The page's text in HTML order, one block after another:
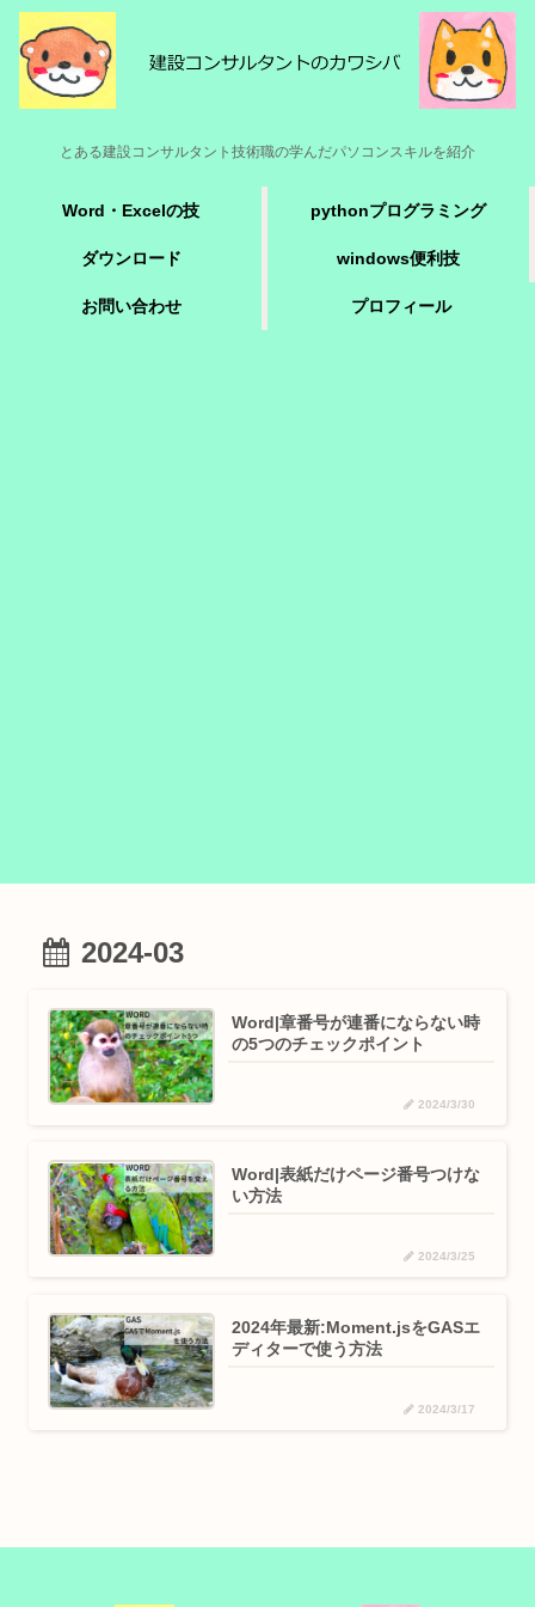
とある建設コンサルタント技術職の学んだパソコンスキルを紹介
Word・Excelの技 pythonプログラミング
ダウンロード windows便利技
お問い合わせ プロフィール
2024-03
Word|章番号が連番にならない時
の5つのチェックポイント
2024/3/30
Word|表紙だけページ番号つけな
い方法
2024/3/25
2024年最新:Moment.jsをGASエ
ディターで使う方法
2024/3/17